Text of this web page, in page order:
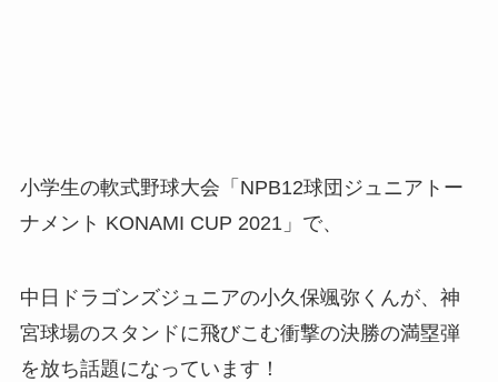
小学生の軟式野球大会「NPB12球団ジュニアトー
ナメント KONAMI CUP 2021」で、
中日ドラゴンズジュニアの小久保颯弥くんが、神
宮球場のスタンドに飛びこむ衝撃の決勝の満塁弾
を放ち話題になっています！